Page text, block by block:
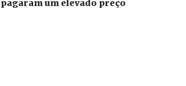
pagaram um elevado preço